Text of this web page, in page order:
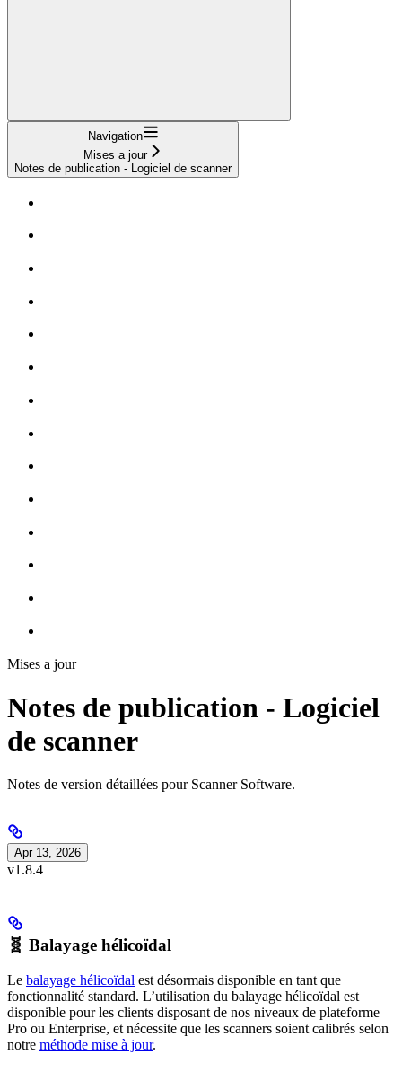
Navigation
Mises a jour
Notes de publication - Logiciel de scanner
Mises a jour
Notes de publication - Logiciel
de scanner
Notes de version détaillées pour Scanner Software.
Apr 13, 2026
v1.8.4
🧬 Balayage hélicoïdal
Le balayage hélicoïdal est désormais disponible en tant que
fonctionnalité standard. L’utilisation du balayage hélicoïdal est
disponible pour les clients disposant de nos niveaux de plateforme
Pro ou Enterprise, et nécessite que les scanners soient calibrés selon
notre méthode mise à jour.